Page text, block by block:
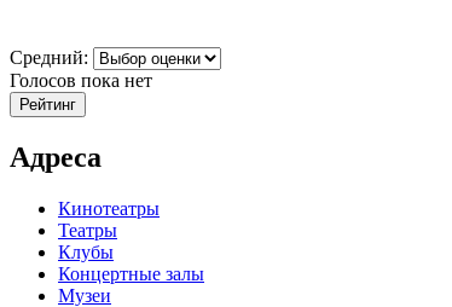
Средний:
Голосов пока нет
Адреса
Кинотеатры
Театры
Клубы
Концертные залы
Музеи